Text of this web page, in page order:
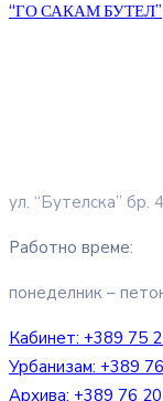
“ГО САКАМ БУТЕЛ”
ул. “Бутелска” бр.
Работно време:
понеделник –
Кабинет: +389 75
Урбанизам: +389
Архива: +389 76